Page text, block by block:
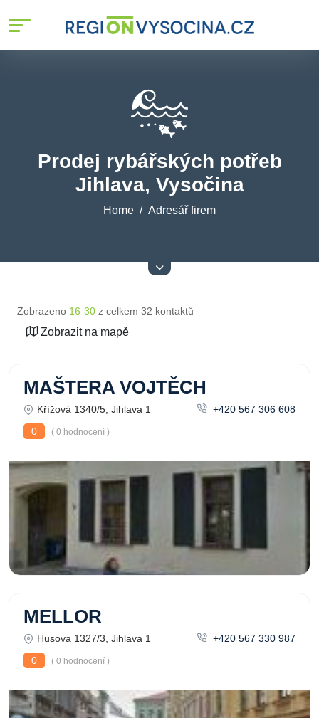
Prodej rybářských potřeb
Jihlava, Vysočina
Home Adresář firem
Zobrazeno 16-30 z celkem 32 kontaktů
Zobrazit na mapě
MAŠTERA VOJTĚCH
Křížová 1340/5, Jihlava 1
+420 567 306 608
0
( 0 hodnocení )
MELLOR
Husova 1327/3, Jihlava 1
+420 567 330 987
0
( 0 hodnocení )